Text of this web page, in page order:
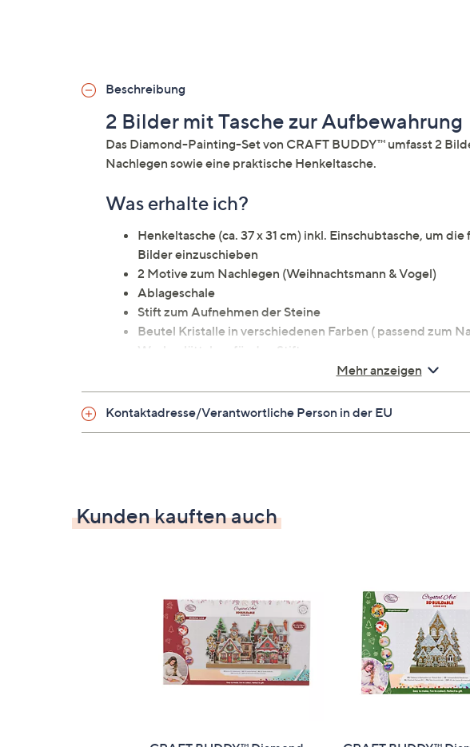
Beschreibung
2 Bilder mit Tasche zur Aufbewahrung
Das Diamond-Painting-Set von CRAFT BUDDY™ umfasst 2
Nachlegen sowie eine praktische Henkeltasche.
Was erhalte ich?
Henkeltasche (ca. 37 x 31 cm) inkl. Einschubtasche, um
Bilder einzuschieben
2 Motive zum Nachlegen (Weihnachtsmann & Vogel)
Ablageschale
Stift zum Aufnehmen der Steine
Beutel Kristalle in verschiedenen Farben ( passend zum
Wachsplättchen für den Stift
Anleitung
Material
Mehr anzeigen
Kontaktadresse/Verantwortliche Person in der EU
Kunden kauften auch